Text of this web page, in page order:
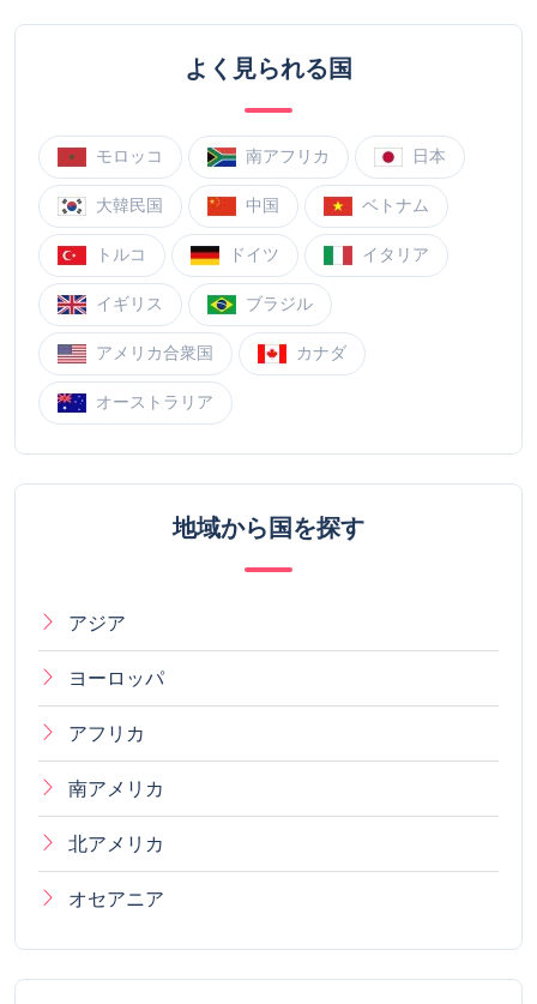
よく見られる国
モロッコ 南アフリカ 日本
大韓民国 中国 ベトナム
トルコ ドイツ イタリア
イギリス ブラジル
アメリカ合衆国 カナダ
オーストラリア
地域から国を探す
アジア
ヨーロッパ
アフリカ
南アメリカ
北アメリカ
オセアニア